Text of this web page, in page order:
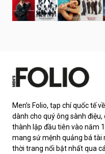
Men’s Folio, tạp chí quốc tế
dành cho quý ông sành
thành lập đầu tiên vào năm
mang sứ mệnh quảng bá tài
thời trang nổi bật nhất qua